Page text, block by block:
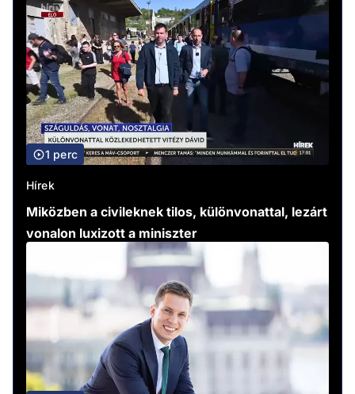
1 perc
Hírek
Miközben a civileknek tilos, különvonattal, lezárt
vonalon luxizott a miniszter